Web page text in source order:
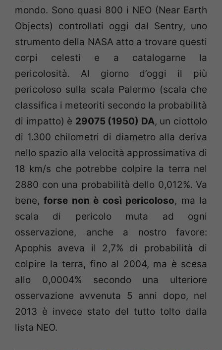
mondo. Sono quasi 800 i NEO (Near Earth
Objects) controllati oggi dal Sentry, uno
strumento della NASA atto a trovare questi
corpi celesti e a catalogarne la
pericolosità. Al giorno d’oggi il più
pericoloso sulla scala Palermo (scala che
classifica i meteoriti secondo la probabilità
di impatto) è 29075 (1950) DA, un ciottolo
di 1.300 chilometri di diametro alla deriva
nello spazio alla velocità approssimativa di
18 km/s che potrebbe colpire la terra nel
2880 con una probabilità dello 0,012%. Va
bene,forse non è così pericoloso, ma la
scala di pericolo muta ad ogni
osservazione, anche a nostro favore:
Apophis aveva il 2,7% di probabilità di
colpire la terra, fino al 2004, ma è scesa
allo 0,0004% secondo una ulteriore
osservazione avvenuta 5 anni dopo, nel
2013 è invece stato del tutto tolto dalla
lista NEO.